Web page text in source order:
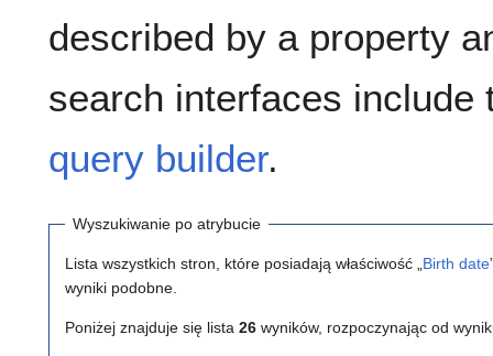
described by a property
search interfaces include
query builder.
Wyszukiwanie po atrybucie
Lista wszystkich stron, które posiadają właściwość „ Birth date
wyniki podobne.
Poniżej znajduje się lista 26 wyników, rozpoczynając od